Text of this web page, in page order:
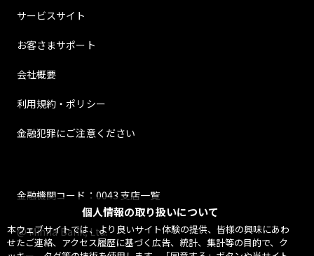
個人情報の取り扱いについて
本ウェブサイトでは、より良いサイト体験の提供、皆様の興味にあわ
せたご連絡、アクセス履歴に基づく広告、統計、集計等の目的で、ク
サービスサイト
お客さまサポート
会社概要
利用規約・ポリシー
金融犯罪にご注意ください
金融機関コード：0043 支店一覧
@ Minna Bank, Ltd.